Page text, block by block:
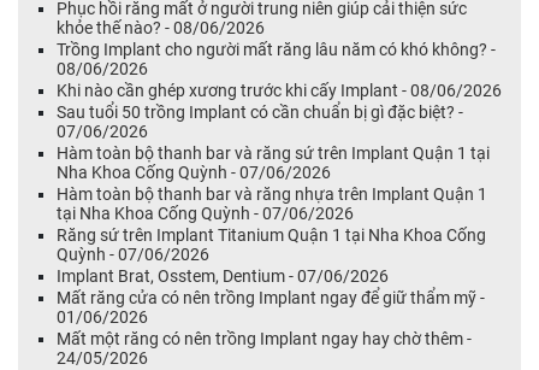
Phục hồi răng mất ở người trung niên giúp cải thiện sức
khỏe thế nào? - 08/06/2026
Trồng Implant cho người mất răng lâu năm có khó không? -
08/06/2026
Khi nào cần ghép xương trước khi cấy Implant - 08/06/2026
Sau tuổi 50 trồng Implant có cần chuẩn bị gì đặc biệt? -
07/06/2026
Hàm toàn bộ thanh bar và răng sứ trên Implant Quận 1 tại
Nha Khoa Cống Quỳnh - 07/06/2026
Hàm toàn bộ thanh bar và răng nhựa trên Implant Quận 1
tại Nha Khoa Cống Quỳnh - 07/06/2026
Răng sứ trên Implant Titanium Quận 1 tại Nha Khoa Cống
Quỳnh - 07/06/2026
Implant Brat, Osstem, Dentium - 07/06/2026
Mất răng cửa có nên trồng Implant ngay để giữ thẩm mỹ -
01/06/2026
Mất một răng có nên trồng Implant ngay hay chờ thêm -
24/05/2026